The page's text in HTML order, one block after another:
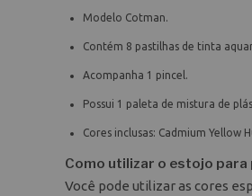
Modelo Cotman.
Contém 8 pastilhas de tinta
Acompanha 1 pincel.
Possui 1 paleta de mistura de
Cores inclusas: Cadmium Yellow
Como utilizar o estojo
Você pode utilizar as cores